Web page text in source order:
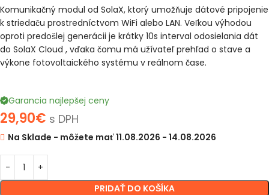
Komunikačný modul od SolaX, ktorý umožňuje dátové pripojenie
k striedaču prostredníctvom WiFi alebo LAN. Veľkou výhodou
oproti predošlej generácii je krátky 10s interval odosielania dát
do SolaX Cloud , vďaka čomu má užívateľ prehľad o stave a
výkone fotovoltaického systému v reálnom čase.
Garancia najlepšej ceny
29,90€ s DPH
Na Sklade - môžete mať 11.08.2026 - 14.08.2026
PRIDAŤ DO KOŠÍKA